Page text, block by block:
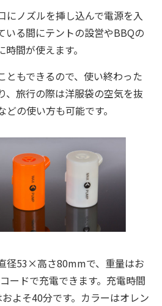
ノズルを挿し込んで電源を入
いる間にテントの設営やBBQの
間が使えます。
もできるので、使い終わった
、旅行の際は洋服袋の空気を抜
の使い方も可能です。
径53×高さ80mmで、重量はお
ードで充電できます。充電時間
よそ40分です。カラーはオレン